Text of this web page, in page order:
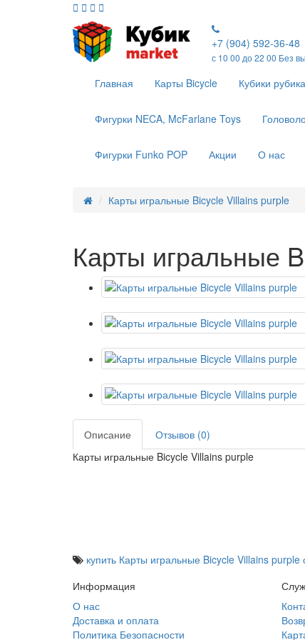
+7 (904) 592-36-48
с 10 00 до 22 00 Без
Главная Карты Bicycle Кубики рубика
Фигурки NECA, McFarlane Toys
Фигурки Funko POP Акции О нас
Карты игральные Bicycle Villains purple
Карты игральные
Описание
Отзывов (0)
Карты игральные Bicycle Villains purple
купить Карты игральные Bicycle Villains purple
Информация
О нас
Доставка и оплата
Политика Безопасности